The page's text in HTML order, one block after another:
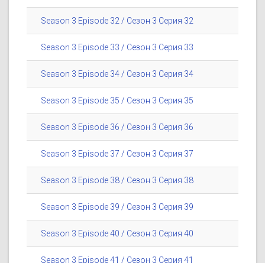
Season 3 Episode 32 / Сезон 3 Серия 32
Season 3 Episode 33 / Сезон 3 Серия 33
Season 3 Episode 34 / Сезон 3 Серия 34
Season 3 Episode 35 / Сезон 3 Серия 35
Season 3 Episode 36 / Сезон 3 Серия 36
Season 3 Episode 37 / Сезон 3 Серия 37
Season 3 Episode 38 / Сезон 3 Серия 38
Season 3 Episode 39 / Сезон 3 Серия 39
Season 3 Episode 40 / Сезон 3 Серия 40
Season 3 Episode 41 / Сезон 3 Серия 41